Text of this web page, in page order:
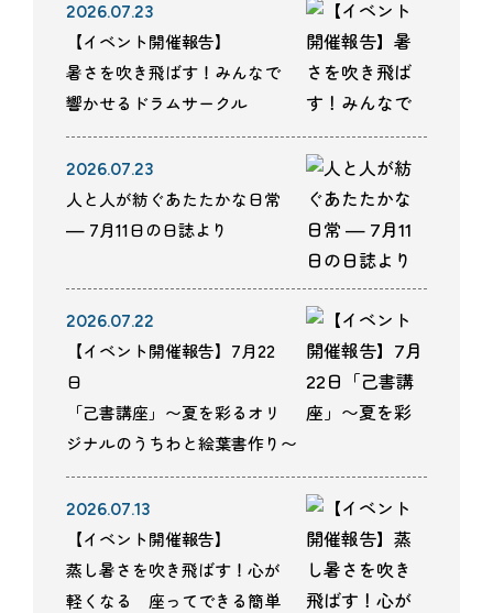
2026.07.23
【イベント開催報告】
暑さを吹き飛ばす！みんなで
響かせるドラムサークル
2026.07.23
人と人が紡ぐあたたかな日常
— 7月11日の日誌より
2026.07.22
【イベント開催報告】7月22
日
「己書講座」〜夏を彩るオリ
ジナルのうちわと絵葉書作り〜
2026.07.13
【イベント開催報告】
蒸し暑さを吹き飛ばす！心が
軽くなる 座ってできる簡単